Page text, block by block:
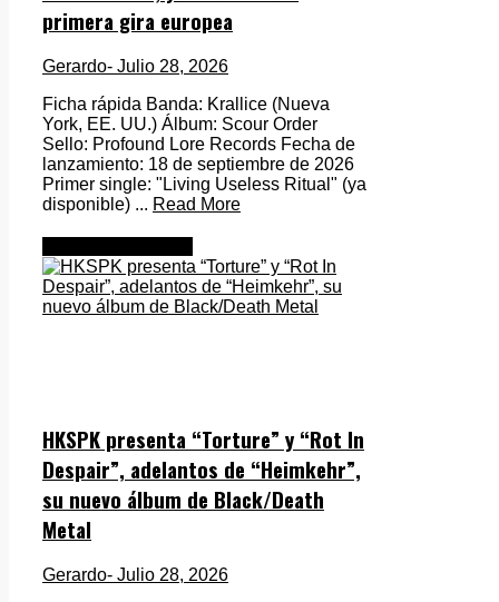
primera gira europea
Gerardo- Julio 28, 2026
Ficha rápida Banda: Krallice (Nueva
York, EE. UU.) Álbum: Scour Order
Sello: Profound Lore Records Fecha de
lanzamiento: 18 de septiembre de 2026
Primer single: "Living Useless Ritual" (ya
disponible) ... Read More
HKSPK presenta “Torture” y “Rot In
Despair”, adelantos de “Heimkehr”,
su nuevo álbum de Black/Death
Metal
Gerardo- Julio 28, 2026